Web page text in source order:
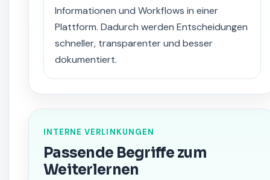
Informationen und Workflows in einer
Plattform. Dadurch werden Entscheidungen
schneller, transparenter und besser
dokumentiert.
INTERNE VERLINKUNGEN
Passende Begriffe zum
Weiterlernen